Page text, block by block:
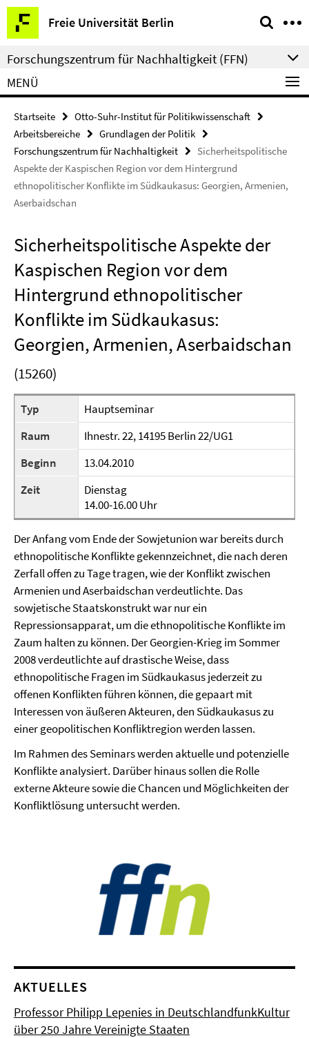
Springe
direkt
zu
Inhalt
Freie Universität Berlin
Service-
Navigation
Forschungszentrum für Nachhaltigkeit (FFN)
MENÜ
Startseite
Otto-Suhr-Institut für Politikwissenschaft
Arbeitsbereiche
Grundlagen der Politik
Forschungszentrum für Nachhaltigkeit
Sicherheitspolitische
Aspekte der Kaspischen Region vor dem Hintergrund
ethnopolitischer Konflikte im Südkaukasus: Georgien, Armenien,
Aserbaidschan
Sicherheitspolitische Aspekte der
Kaspischen Region vor dem
Hintergrund ethnopolitischer
Konflikte im Südkaukasus:
Georgien, Armenien, Aserbaidschan
(15260)
Typ
Hauptseminar
Raum
Ihnestr. 22, 14195 Berlin 22/UG1
Beginn
13.04.2010
Zeit
Dienstag
14.00-16.00 Uhr
Der Anfang vom Ende der Sowjetunion war bereits durch
ethnopolitische Konflikte gekennzeichnet, die nach deren
Zerfall offen zu Tage tragen, wie der Konflikt zwischen
Armenien und Aserbaidschan verdeutlichte. Das
sowjetische Staatskonstrukt war nur ein
Repressionsapparat, um die ethnopolitische Konflikte im
Zaum halten zu können. Der Georgien-Krieg im Sommer
2008 verdeutlichte auf drastische Weise, dass
ethnopolitische Fragen im Südkaukasus jederzeit zu
offenen Konflikten führen können, die gepaart mit
Interessen von äußeren Akteuren, den Südkaukasus zu
einer geopolitischen Konfliktregion werden lassen.
Im Rahmen des Seminars werden aktuelle und potenzielle
Konflikte analysiert. Darüber hinaus sollen die Rolle
externe Akteure sowie die Chancen und Möglichkeiten der
Konfliktlösung untersucht werden.
AKTUELLES
Professor Philipp Lepenies in DeutschlandfunkKultur
über 250 Jahre Vereinigte Staaten